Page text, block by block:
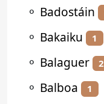
⚬ Badostáin
⚬ Bakaiku 1
⚬ Balaguer 2
⚬ Balboa 1